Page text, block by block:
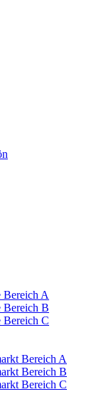
Bereich A
Bereich B
Bereich C
Bereich A
Bereich B
Bereich C